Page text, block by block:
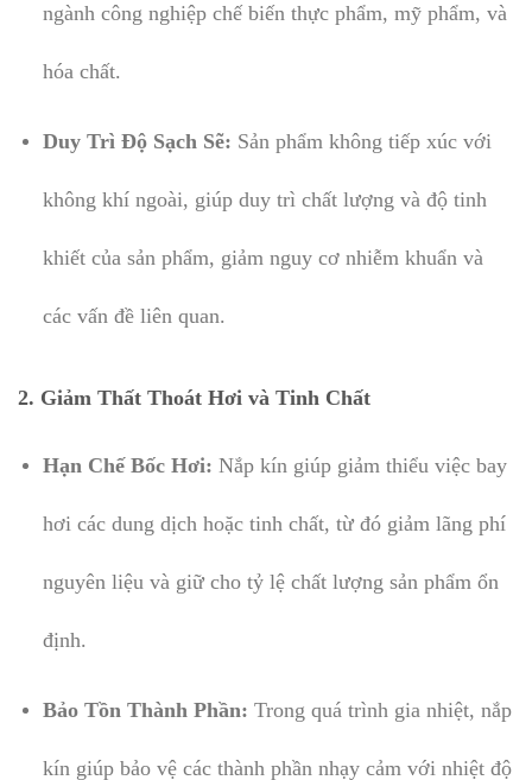
ngành công nghiệp chế biến thực phẩm, mỹ phẩm, và
hóa chất.
Duy Trì Độ Sạch Sẽ: Sản phẩm không tiếp xúc với
không khí ngoài, giúp duy trì chất lượng và độ tinh
khiết của sản phẩm, giảm nguy cơ nhiễm khuẩn và
các vấn đề liên quan.
2. Giảm Thất Thoát Hơi và Tinh Chất
Hạn Chế Bốc Hơi: Nắp kín giúp giảm thiểu việc bay
hơi các dung dịch hoặc tinh chất, từ đó giảm lãng phí
nguyên liệu và giữ cho tỷ lệ chất lượng sản phẩm ổn
định.
Bảo Tồn Thành Phần: Trong quá trình gia nhiệt, nắp
kín giúp bảo vệ các thành phần nhạy cảm với nhiệt độ